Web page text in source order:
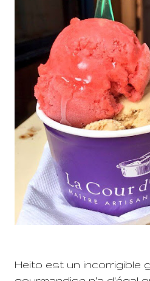
Heito est un incorrigible